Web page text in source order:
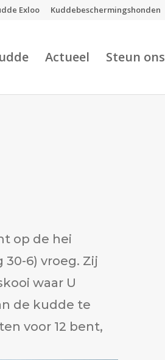
Exloo Kuddebeschermingshonden
Actueel Steun ons
op de hei
6) vroeg. Zij
waar U
de kudde te
voor 12 bent,